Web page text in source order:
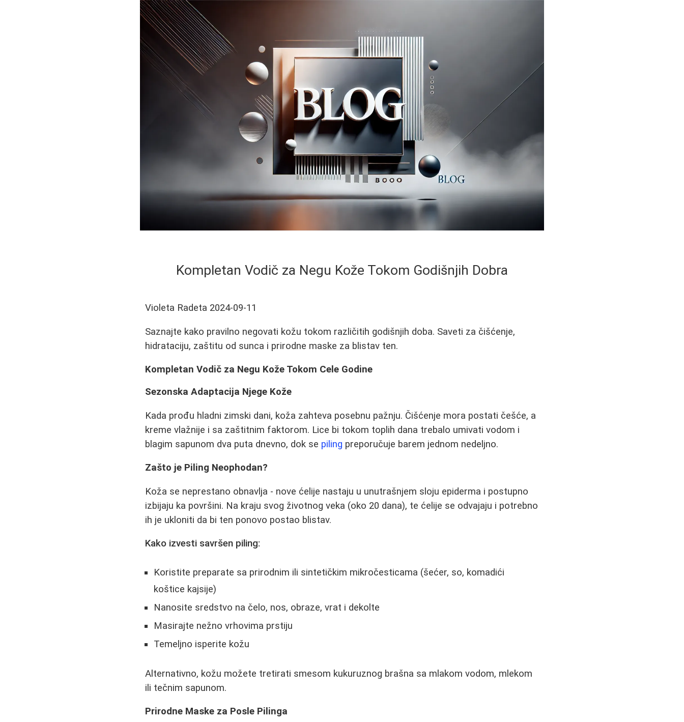
Kompletan Vodič za Negu Kože Tokom Godišnjih Dobra
Violeta Radeta 2024-09-11
Saznajte kako pravilno negovati kožu tokom različitih godišnjih doba. Saveti za čišćenje,
hidrataciju, zaštitu od sunca i prirodne maske za blistav ten.
Kompletan Vodič za Negu Kože Tokom Cele Godine
Sezonska Adaptacija Njege Kože
Kada prođu hladni zimski dani, koža zahteva posebnu pažnju. Čišćenje mora postati češće, a
kreme vlažnije i sa zaštitnim faktorom. Lice bi tokom toplih dana trebalo umivati vodom i
blagim sapunom dva puta dnevno, dok se piling preporučuje barem jednom nedeljno.
Zašto je Piling Neophodan?
Koža se neprestano obnavlja - nove ćelije nastaju u unutrašnjem sloju epiderma i postupno
izbijaju ka površini. Na kraju svog životnog veka (oko 20 dana), te ćelije se odvajaju i potrebno
ih je ukloniti da bi ten ponovo postao blistav.
Kako izvesti savršen piling:
Koristite preparate sa prirodnim ili sintetičkim mikročesticama (šećer, so, komadići
koštice kajsije)
Nanosite sredstvo na čelo, nos, obraze, vrat i dekolte
Masirajte nežno vrhovima prstiju
Temeljno isperite kožu
Alternativno, kožu možete tretirati smesom kukuruznog brašna sa mlakom vodom, mlekom
ili tečnim sapunom.
Prirodne Maske za Posle Pilinga